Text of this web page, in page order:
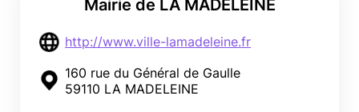
Mairie de LA MADELEINE
http://www.ville-lamadeleine.fr
160 rue du Général de Gaulle
59110 LA MADELEINE